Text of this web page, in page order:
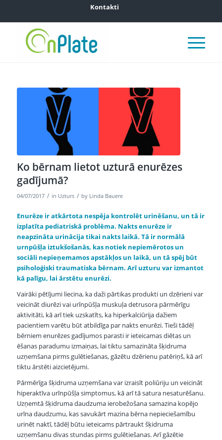
Kontakti
Ko bērnam lietot uzturā enurēzes
gadījumā?
04/07/2017 / in Uzturs / by Linda Bauere
Enurēze ir atkārtota nespēja kontrolēt urinēšanu, un tā ir
izplatīta pediatriskā problēma. Nakts enurēze ir
neapzināta urinācija tikai nakts laikā. Tā ir normālā
urnpūšļa iztukšošanās, kas notiek nepiemērotos un
sociāli nepieņemamos apstākļos un laikā, un tā spēj būt
psiholoģiski traumatiska bērnam. Arī uzturu var izmantot
kā palīgu, lai ārstētu enurēzi.
Vairāki pētījumi liecina, ka daži pārtikas produkti un dzērieni var
veicināt diurēzi vai urīnpūšļa muskuļa detrusora pārmērīgu
aktivitāti, kā arī tiek uzskatīts, ka hiperkalciūrija dažiem
pacientiem varētu būt atbildīga par nakts enurēzi. Tieši tādēļ
bērniem enurēzes gadījumos parasti ir ieteicamas diētas un
ēšanas paradumu izmaiņas, lai tiktu samazināta šķidruma
uzņemšana pirms gulētiešanas, gāzētu dzērienu patēriņš, kā arī
tiktu ārstēti aizcietējumi.
Pārmērīga šķidruma uzņemšana var izraisīt poliūriju un veicināt
hiperaktīva urīnpūšļa simptomus, kā arī tā satura nesaturēšanu.
Uzņemtā šķidruma daudzuma ierobežošana samazina kopējo
urīna daudzumu, kas savukārt mazina bērna nepieciešamību
urinēt naktī, tādēļ būtu ieteicams pārtraukt šķidruma
uzņemšanu divas stundas pirms gulētiešanas. Arī gāzētie